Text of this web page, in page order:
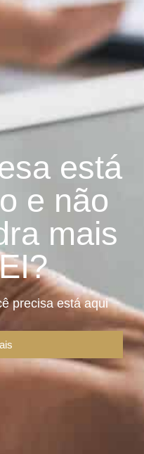
está
e não
mais
precisa está aqui